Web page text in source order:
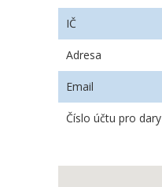
IČ
Adresa
Email
Číslo účtu pro dary